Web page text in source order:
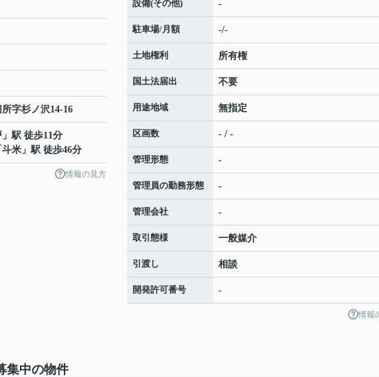
所字杉ノ沢14-16
」駅 徒歩11分
斗米 」駅 徒歩46分
情報の見方
設備(その他) -
駐車場/月額 -/-
土地権利 所有権
国土法届出 不要
用途地域 無指定
区画数 - / -
管理形態 -
管理員の勤務形態 -
管理会社 -
取引態様 一般媒介
引渡し 相談
開発許可番号 -
情報
集中の物件